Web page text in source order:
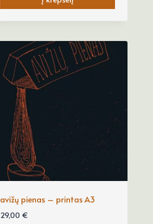
avižų pienas – printas A3
29,00 €